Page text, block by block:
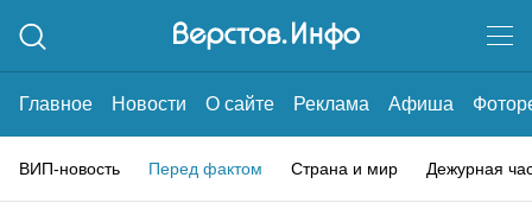
Главное Новости О сайте Реклама Афиша
ВИП-новость Перед фактом Страна и мир Дежурная